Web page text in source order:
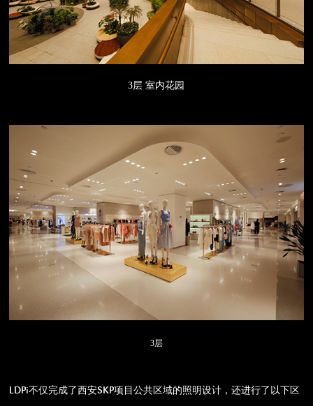
3层 室内花园
3层
LDPi不仅完成了西安SKP项目公共区域的照明设计，还进行了以下区